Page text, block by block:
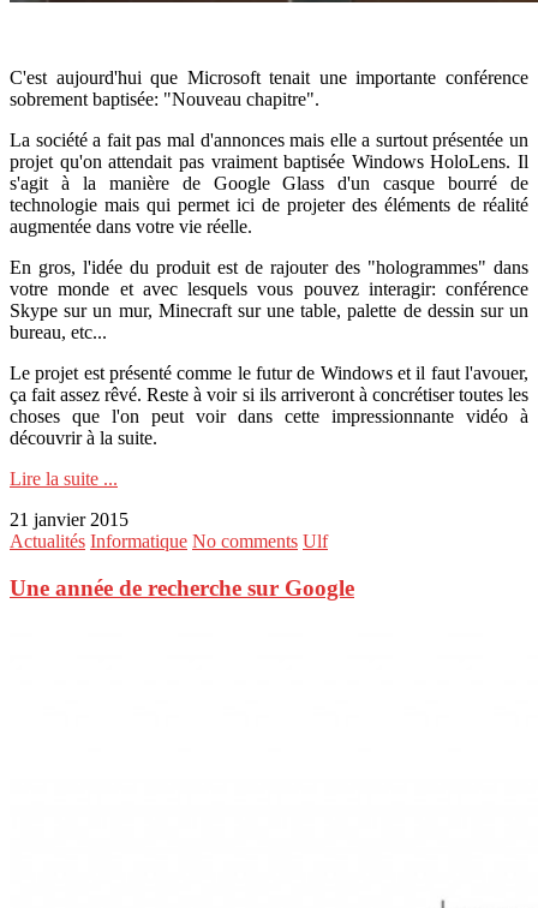
C'est aujourd'hui que Microsoft tenait une importante conférence
sobrement baptisée: "Nouveau chapitre".
La société a fait pas mal d'annonces mais elle a surtout présentée un
projet qu'on attendait pas vraiment baptisée Windows HoloLens. Il
s'agit à la manière de Google Glass d'un casque bourré de
technologie mais qui permet ici de projeter des éléments de réalité
augmentée dans votre vie réelle.
En gros, l'idée du produit est de rajouter des "hologrammes" dans
votre monde et avec lesquels vous pouvez interagir: conférence
Skype sur un mur, Minecraft sur une table, palette de dessin sur un
bureau, etc...
Le projet est présenté comme le futur de Windows et il faut l'avouer,
ça fait assez rêvé. Reste à voir si ils arriveront à concrétiser toutes les
choses que l'on peut voir dans cette impressionnante vidéo à
découvrir à la suite.
Lire la suite ...
21 janvier 2015
Actualités Informatique No comments Ulf
Une année de recherche sur Google